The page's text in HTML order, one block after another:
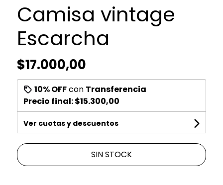
Camisa vintage
Escarcha
$17.000,00
10% OFFcon Transferencia
Precio final:$15.300,00
Ver cuotas y descuentos
SIN STOCK